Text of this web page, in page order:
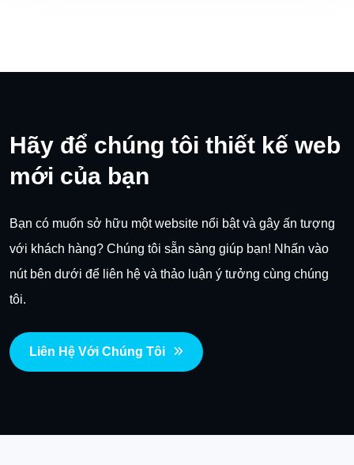
Hãy để chúng tôi thiết kế web
mới của bạn
Bạn có muốn sở hữu một website nổi bật và gây ấn tượng
với khách hàng? Chúng tôi sẵn sàng giúp bạn! Nhấn vào
nút bên dưới để liên hệ và thảo luận ý tưởng cùng chúng
tôi.
Liên Hệ Với Chúng Tôi